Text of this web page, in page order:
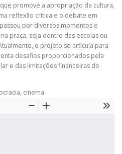
promove a apropriação da cultura,
reflexão crítica e o debate em
por diversos momentos e
praça, seja dentro das escolas ou
o projeto se articula para
desafios proporcionados pela
e das limitações financeiras do
cinema